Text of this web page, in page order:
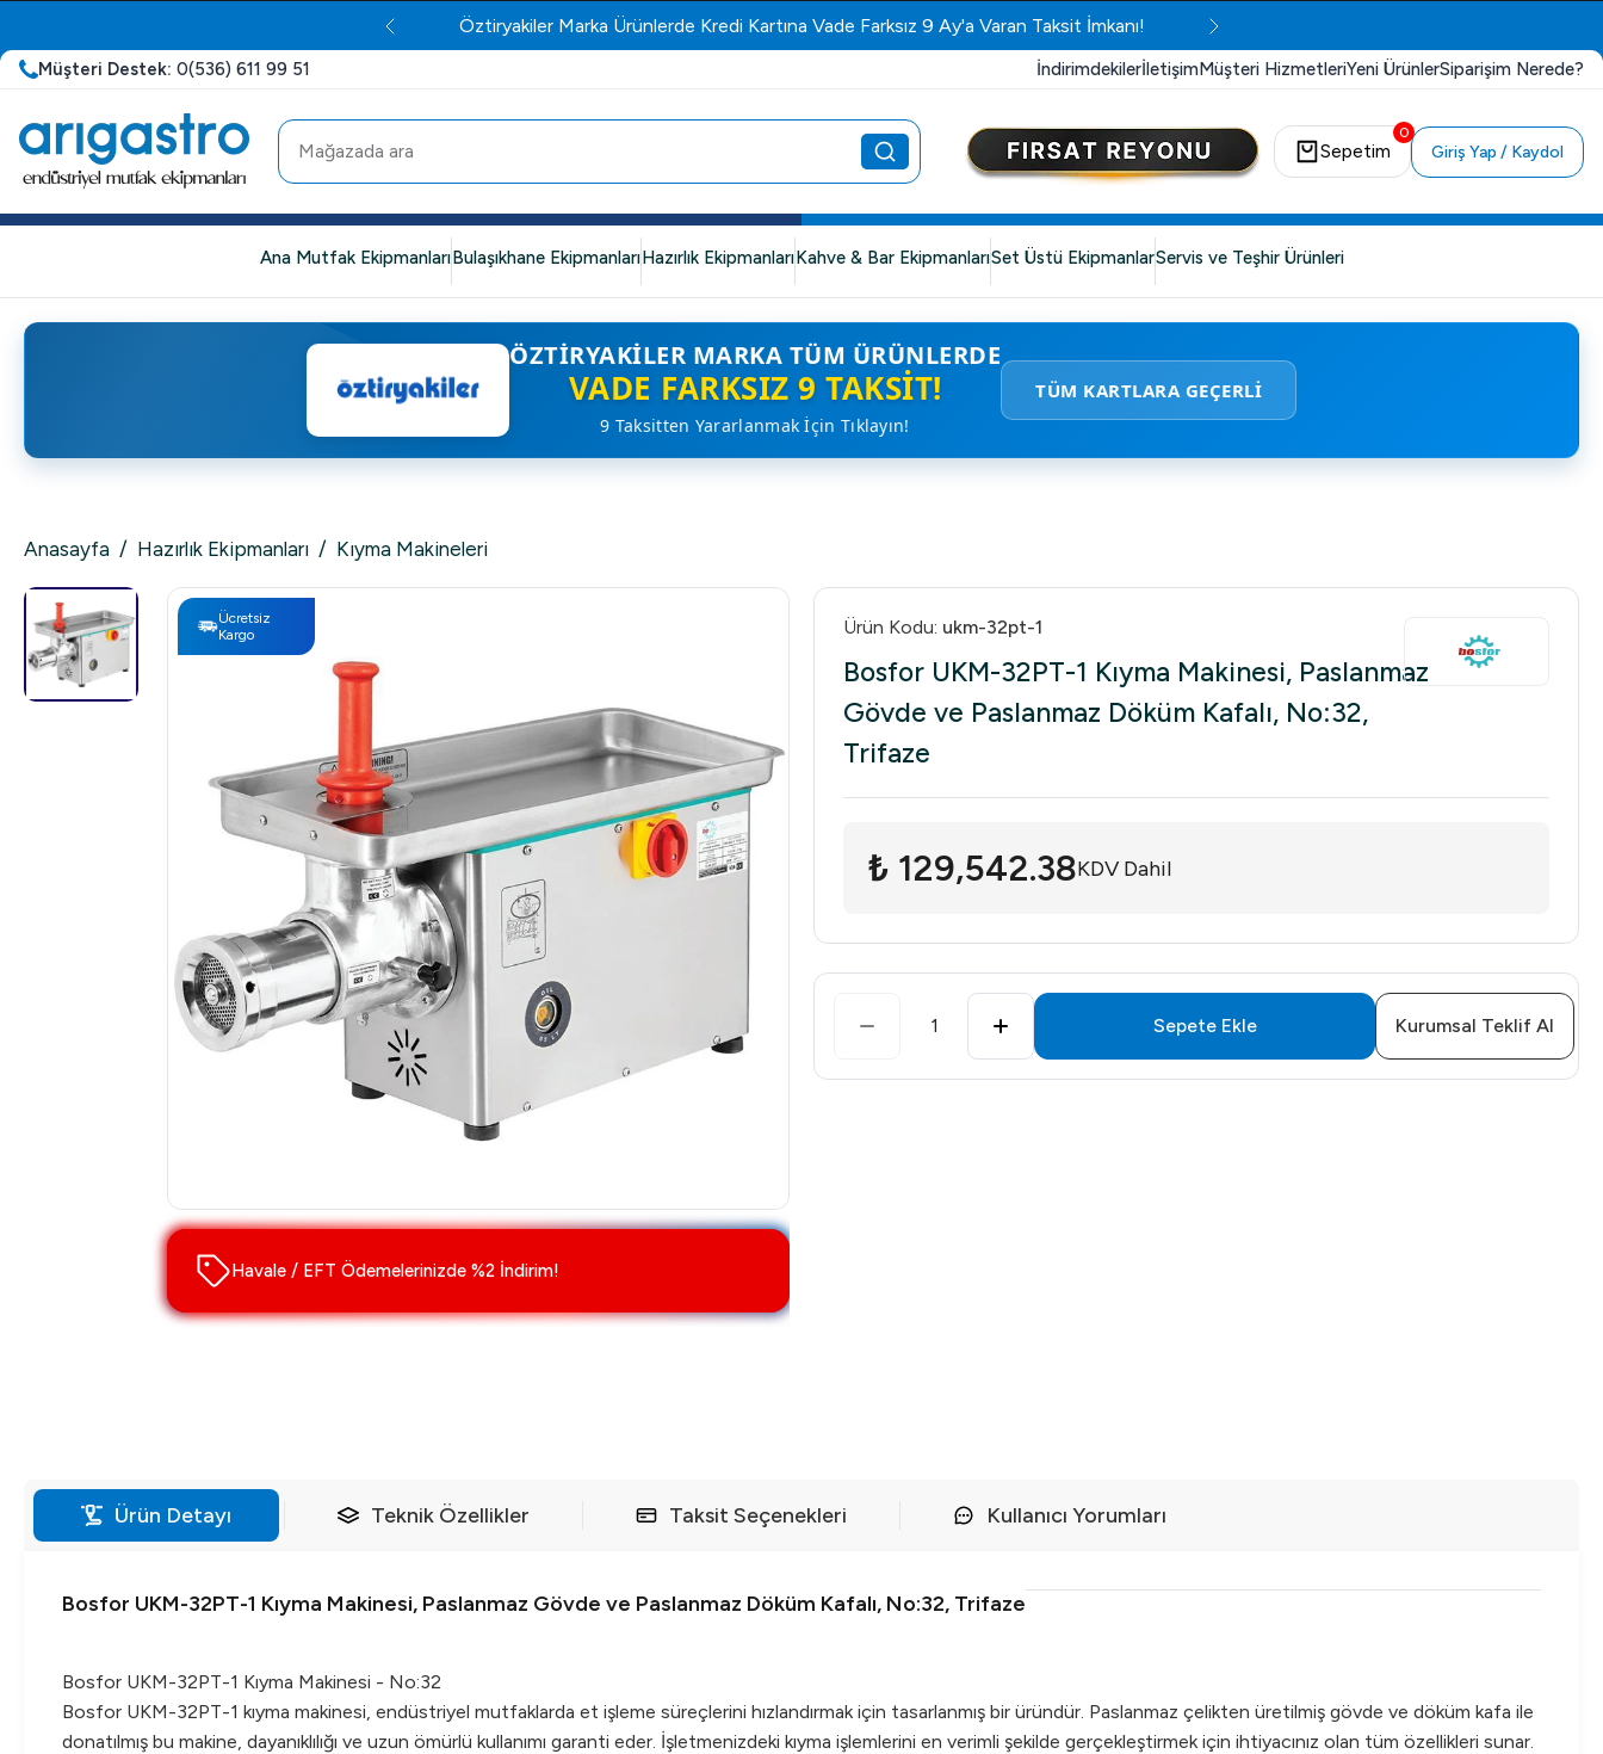
Öztiryakiler Marka Ürünlerde Kredi Kartına Vade Farksız 9 Ay'a Varan Taksit İmkanı!
Müşteri Destek: 0(536) 611 99 51 İndirimdekilerİletişimMüşteri HizmetleriYeni ÜrünlerSiparişim Nerede?
0
Sepetim Giriş Yap / Kaydol
Ana Mutfak EkipmanlarıBulaşıkhane EkipmanlarıHazırlık EkipmanlarıKahve & Bar EkipmanlarıSet Üstü EkipmanlarServis ve Teşhir Ürünleri
ÖZTIRYAKILER MARKA TÜM ÜRÜNLERDE
VADE FARKSIZ 9 TAKSIT!
9 Taksitten Yararlanmak İçin Tıklayın!
TÜM KARTLARA GEÇERLİ
Anasayfa / Hazırlık Ekipmanları / Kıyma Makineleri
Ücretsiz
Kargo
Havale / EFT Ödemelerinizde %2 İndirim!
Ürün Kodu: ukm-32pt-1
Bosfor UKM-32PT-1 Kıyma Makinesi, Paslanmaz
Gövde ve Paslanmaz Döküm Kafalı, No:32,
Trifaze
₺ 129,542.38KDV Dahil
1 Sepete Ekle Kurumsal Teklif Al
Ürün Detayı Teknik Özellikler Taksit Seçenekleri Kullanıcı Yorumları
Bosfor UKM-32PT-1 Kıyma Makinesi, Paslanmaz Gövde ve Paslanmaz Döküm Kafalı, No:32, Trifaze
Bosfor UKM-32PT-1 Kıyma Makinesi - No:32
Bosfor UKM-32PT-1 kıyma makinesi, endüstriyel mutfaklarda et işleme süreçlerini hızlandırmak için tasarlanmış bir üründür. Paslanmaz çelikten üretilmiş gövde ve döküm kafa ile
donatılmış bu makine, dayanıklılığı ve uzun ömürlü kullanımı garanti eder. İşletmenizdeki kıyma işlemlerini en verimli şekilde gerçekleştirmek için ihtiyacınız olan tüm özellikleri sunar.